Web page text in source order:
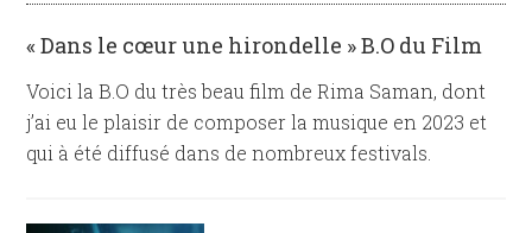
« Dans le cœur une hirondelle » B.O du Film
Voici la B.O du très beau film de Rima Saman, dont
j’ai eu le plaisir de composer la musique en 2023 et
qui à été diffusé dans de nombreux festivals.